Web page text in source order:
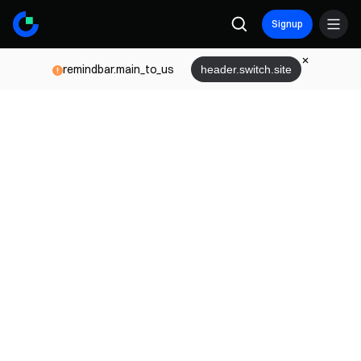
Signup
remindbar.main_to_us header.switch.site